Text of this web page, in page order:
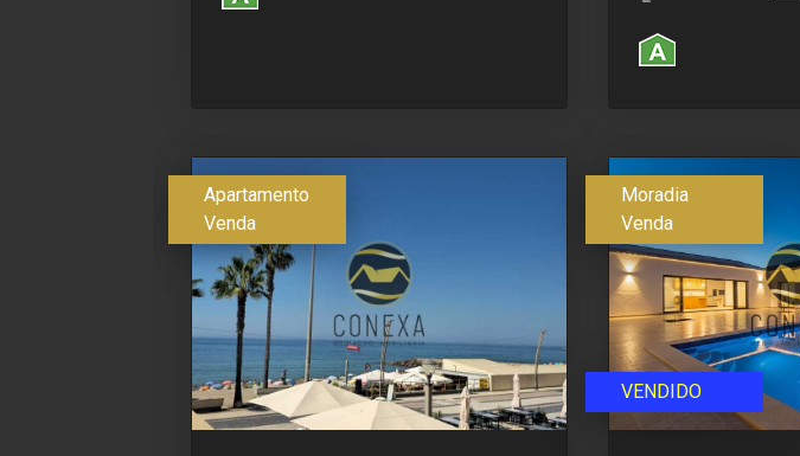
Apartamento
Venda
Moradia
Venda
VENDIDO